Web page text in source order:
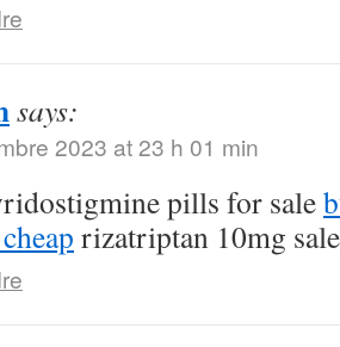
says:
2023 at 23 h 01 min
pills for sale
rizatriptan 10mg sale